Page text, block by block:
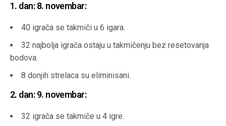
1. dan: 8. novembar:
40 igrača se takmiči u 6 igara.
32 najbolja igrača ostaju u takmičenju bez resetovanja
bodova.
8 donjih strelaca su eliminisani.
2. dan: 9. novembar:
32 igrača se takmiče u 4 igre.